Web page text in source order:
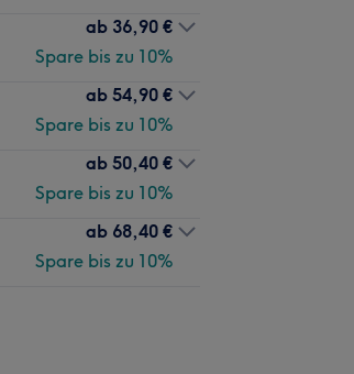
ab 36,90 €
Spare bis zu 10%
ab 54,90 €
Spare bis zu 10%
ab 50,40 €
Spare bis zu 10%
ab 68,40 €
Spare bis zu 10%